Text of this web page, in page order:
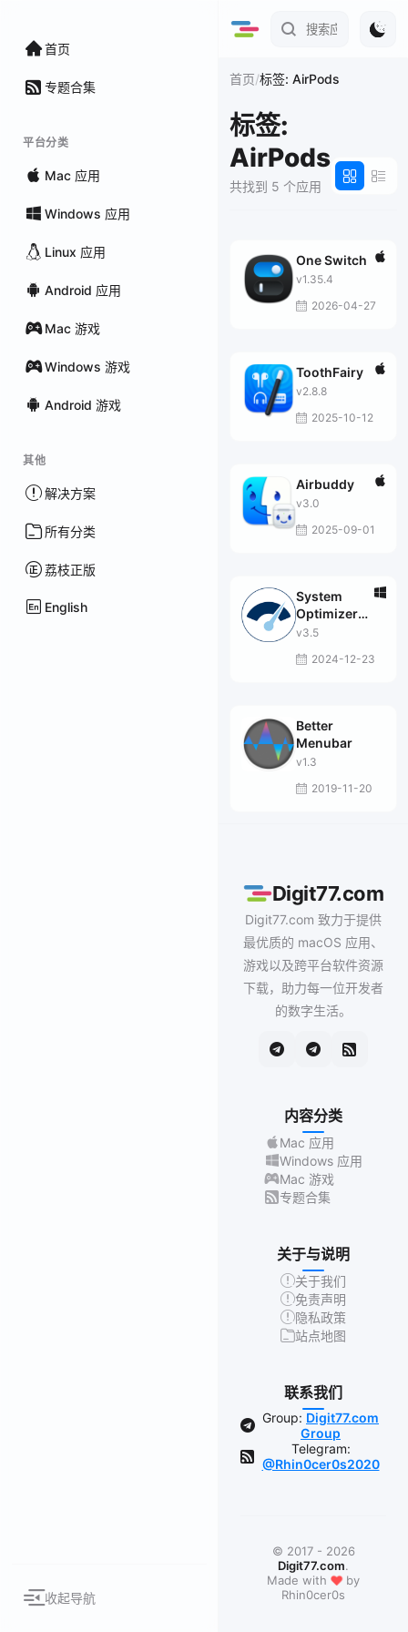
首页
专题合集
平台分类
Mac 应用
Windows 应用
Linux 应用
Android 应用
Mac 游戏
Windows 游戏
Android 游戏
其他
解决方案
所有分类
荔枝正版
English
收起导航
首页/标签: AirPods
标签:
AirPods
共找到 5 个应用
One Switch
v1.35.4
2026-04-27
ToothFairy
v2.8.8
2025-10-12
Airbuddy
v3.0
2025-09-01
System
Optimizer
Toolkit
v3.5
2024-12-23
Better
Menubar
v1.3
2019-11-20
Digit77.com
Digit77.com 致力于提供
最优质的 macOS 应用、
游戏以及跨平台软件资源
下载，助力每一位开发者
的数字生活。
内容分类
Mac 应用
Windows 应用
Mac 游戏
专题合集
关于与说明
关于我们
免责声明
隐私政策
站点地图
联系我们
Group: Digit77.com
Group
Telegram:
@Rhin0cer0s2020
© 2017 - 2026
Digit77.com.
Made with ❤by
Rhin0cer0s